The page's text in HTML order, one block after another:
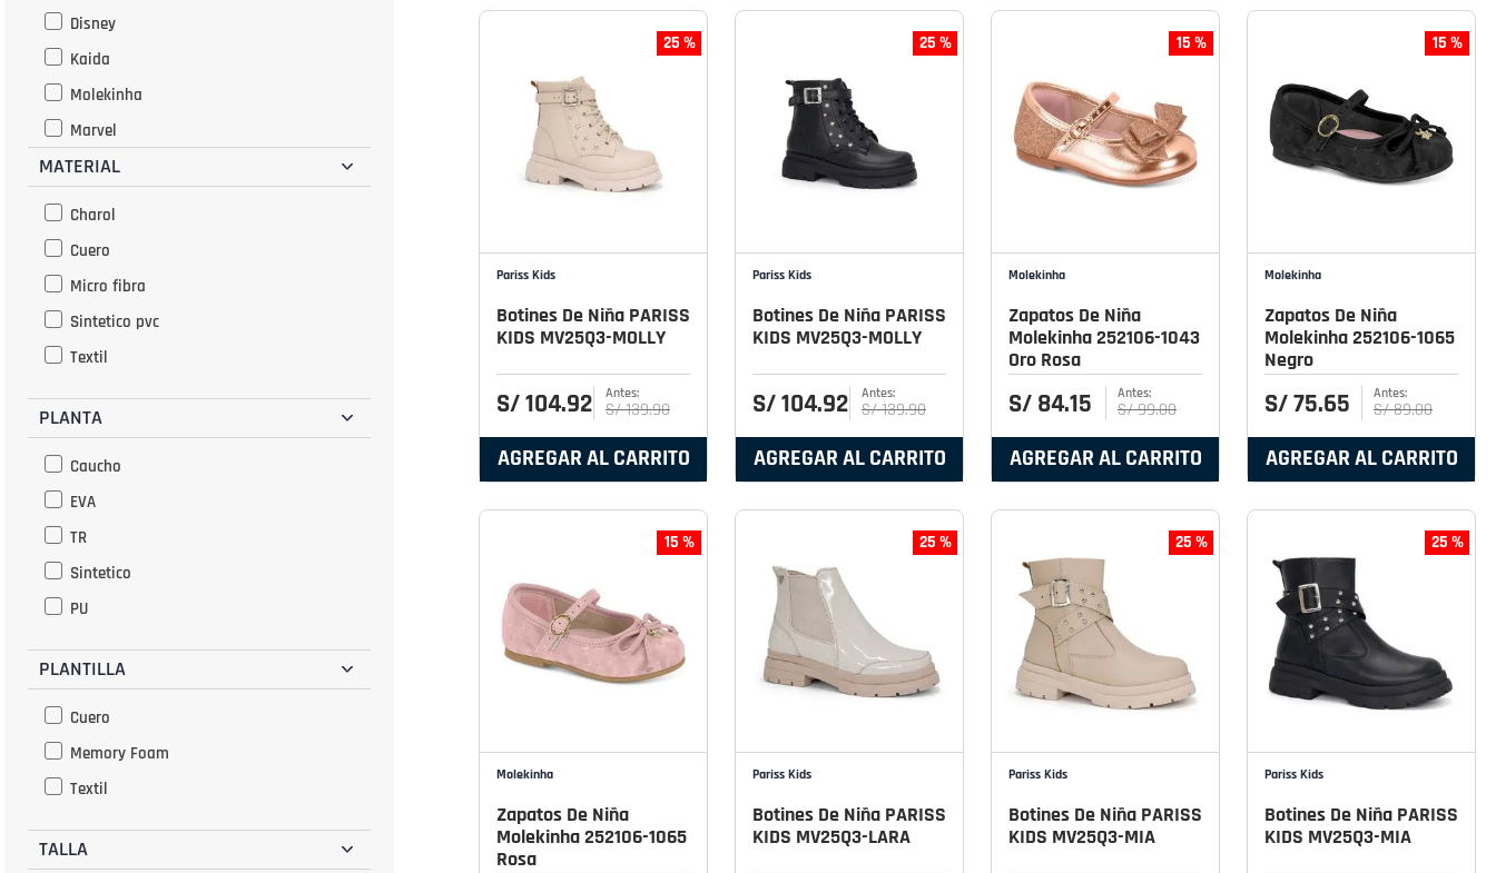
Naranja
Negro
Nude
Oro Rosado
Pink
Plata
Rojo
Rosado
Fucsia
Jade
Disney
Kaida
Molekinha
Marvel
Adidas
MATERIAL
Charol
Cuero
Micro fibra
Sintetico pvc
Textil
PLANTA
Caucho
EVA
TR
Sintetico
PU
PLANTILLA
Cuero
Memory Foam
Textil
TALLA
25 %
Pariss Kids
Botines De Niña PARISS
KIDS MV25Q3-MOLLY
S/104.92 S/139.90
AGREGAR AL CARRITO
25 %
Pariss Kids
Botines De Niña PARISS
KIDS MV25Q3-MOLLY
S/104.92 S/139.90
AGREGAR AL CARRITO
15 %
Molekinha
Zapatos De Niña
Molekinha 252106-1043
Oro Rosa
S/ 84.15 S/99.00
AGREGAR AL CARRITO
15 %
Molekinha
Zapatos De Niña
Molekinha 252106-1065
Negro
S/75.65 S/89.00
AGREGAR AL CARRITO
15 %
Molekinha
Zapatos De Niña
Molekinha 252106-1065
Rosa
25 %
Pariss Kids
Botines De Niña PARISS
KIDS MV25Q3-LARA
25 %
Pariss Kids
Botines De Niña PARISS
KIDS MV25Q3-MIA
25 %
Pariss Kids
Botines De Niña PARISS
KIDS MV25Q3-MIA